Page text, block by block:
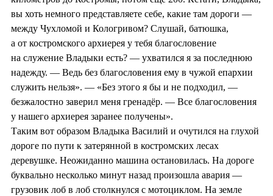
вы хоть немного представляете себе, какие там дороги —
между Чухломой и Кологривом? Слушай, батюшка,
а от костромского архиерея у тебя благословение
на служение Владыки есть? — ухватился я за последнюю
надежду. — Ведь без благословения ему в чужой епархии
служить нельзя». — «Без этого я бы и не подходил, —
безжалостно заверил меня гренадёр. — Все благословения
у нашего архиерея заранее получены».
Таким вот образом Владыка Василий и очутился на глухой
дороге по пути к затерянной в костромских лесах
деревушке. Неожиданно машина остановилась. На дороге
буквально несколько минут назад произошла авария —
грузовик лоб в лоб столкнулся с мотоциклом. На земле